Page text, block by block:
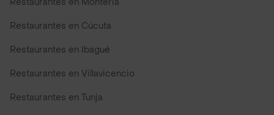
Restaurantes en Cúcuta
Restaurantes en Ibagué
Restaurantes en Villavicencio
Restaurantes en Tunja